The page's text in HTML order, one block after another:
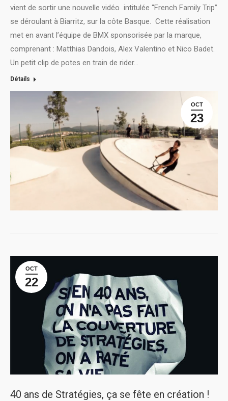
vient de sortir une nouvelle vidéo intitulée “French Family Trip”
se déroulant à Biarritz, sur la côte Basque. Cette réalisation
met en avant l’équipe de BMX sponsorisée par la marque,
comprenant : Matthias Dandois, Alex Valentino et Nico Badet.
Un petit clip de potes en train de rider…
Détails
OCT
23
OCT
22
40 ans de Stratégies, ça se fête en création !